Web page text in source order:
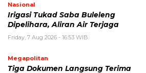
Nasional
Irigasi Tukad Saba Buleleng
Dipelihara, Aliran Air Terjaga
Friday, 7 Aug 2026 - 16:53 WIB
Megapolitan
Tiga Dokumen Langsung Terima